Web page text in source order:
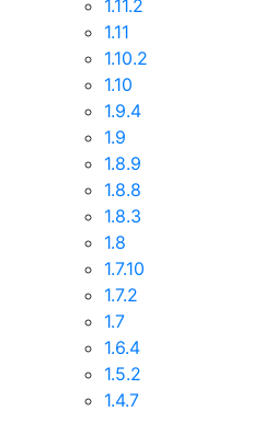
1.11.2
1.11
1.10.2
1.10
1.9.4
1.9
1.8.9
1.8.8
1.8.3
1.8
1.7.10
1.7.2
1.7
1.6.4
1.5.2
1.4.7